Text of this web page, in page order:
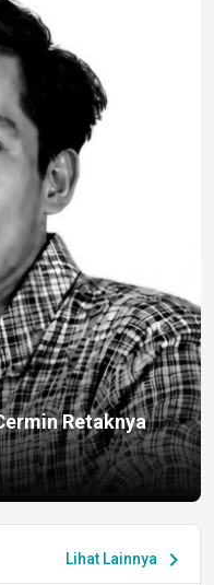
Retaknya
Lihat Lainnya chevron_right